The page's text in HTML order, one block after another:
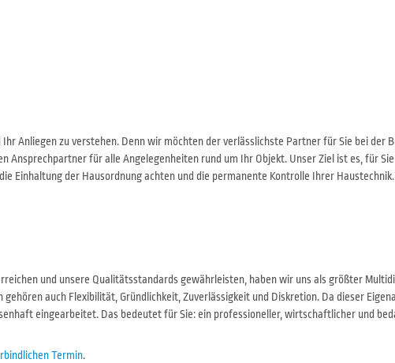
Anliegen zu verstehen. Denn wir möchten der verlässlichste Partner für Sie bei
für alle Angelegenheiten rund um Ihr Objekt. Unser Ziel ist es, für
Einhaltung der Hausordnung achten und die permanente Kontrolle Ihrer
und unsere Qualitätsstandards gewährleisten, haben wir uns als größter
auch Flexibilität, Gründlichkeit, Zuverlässigkeit und Diskretion. Da dieser
eingearbeitet. Das bedeutet für Sie: ein professioneller, wirtschaftlicher und
Termin.